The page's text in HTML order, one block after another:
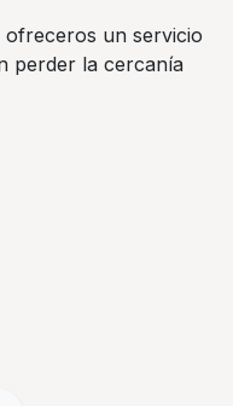
ofreceros un servicio
perder la cercanía